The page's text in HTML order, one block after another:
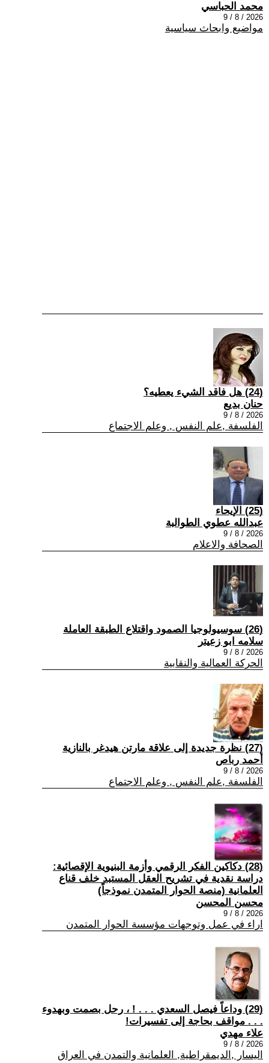
محمد الحباسي
2026 / 8 / 9
مواضيع وابحاث سياسية
(24) هل فاقد الشيء يعطيه؟
حنان بديع
2026 / 8 / 9
الفلسفة ,علم النفس , وعلم الاجتماع
(25) الإيحاء
عبدالله عطوي الطوالبة
2026 / 8 / 9
الصحافة والاعلام
(26) سوسيولوجيا الصمود واقتلاع الطبقة العاملة
سلامه ابو زعيتر
2026 / 8 / 9
الحركة العمالية والنقابية
(27) نظرة جديدة إلى علاقة مارتن هيدغر بالنازية
أحمد رباص
2026 / 8 / 9
الفلسفة ,علم النفس , وعلم الاجتماع
(28) دكاكين الفكر الرقمي وأزمة البنيوية الإقصائية:
دراسة نقدية في تشريح العقل المستبد خلف قناع
العلمانية (منصة الحوار المتمدن نموذجاً)
محسن المحسن
2026 / 8 / 9
اراء في عمل وتوجهات مؤسسة الحوار المتمدن
(29) وداعاً فيصل السعدي . . . ! ، رحل بصمت وبهدوء
. . . مواقف بحاجة إلى تفسيرات!
علاء مهدي
2026 / 8 / 9
اليسار ,الديمقراطية, العلمانية والتمدن في العراق